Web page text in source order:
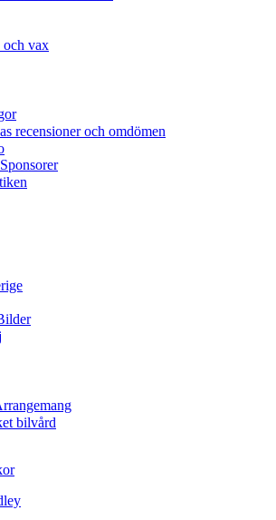
vax
recensioner och omdömen
bilvård